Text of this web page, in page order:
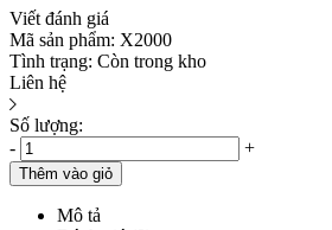
Viết đánh giá
Mã sản phẩm: X2000
Tình trạng: Còn trong kho
Liên hệ
Số lượng:
-
+
Thêm vào giỏ
Mô tả